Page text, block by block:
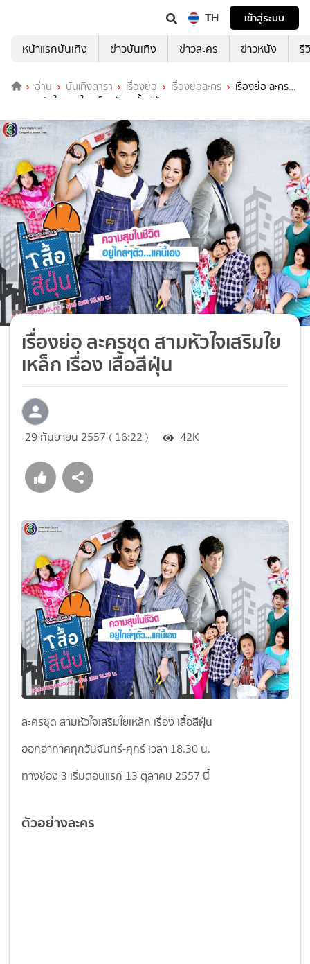
TH
เข้าสู่ระบบ
หน้าแรกบันเทิง
ข่าวบันเทิง ข่าวละคร ข่าวหนัง รี
อ่าน บันเทิงดารา เรื่องย่อ เรื่องย่อละคร
เรื่องย่อ ละคร
ชุด สามหัวใจเสริมใยเหล็ก เรื่อง เสื้อสีฝุ่น
เรื่องย่อ ละครชุด สามหัวใจเสริมใย
เหล็ก เรื่อง เสื้อสีฝุ่น
29 กันยายน 2557 ( 16:22 ) 42K
ละครชุด สามหัวใจเสริมใยเหล็ก เรื่อง เสื้อสีฝุ่น
ออกอากาศทุกวันจันทร์-ศุกร์ เวลา 18.30 น.
ทางช่อง 3 เริ่มตอนแรก 13 ตุลาคม 2557 นี้
ตัวอย่างละคร